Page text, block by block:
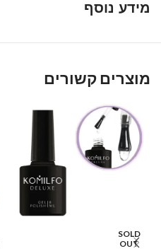
מידע נוסף
מוצרים קשורים
SOLD
OUT